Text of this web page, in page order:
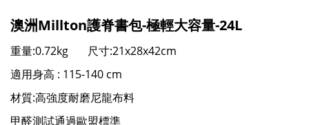
澳洲Millton護脊書包-極輕大容量-24L
重量:0.72kg 尺寸:21x28x42cm
適用身高 : 115-140 cm
材質:⾼強度耐磨尼龍布料
甲醛測試通過歐盟標準